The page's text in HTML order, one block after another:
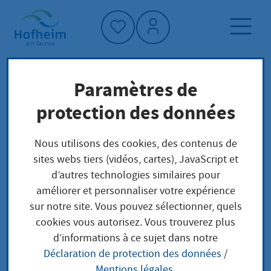
Accueil"
Page d'accueil
Trouver un service
Préoccupations locales
Hundeausbildung zu Schutzzwecken, Erlaubnis
(Schutzhundeausbildung)
Hundeausbildung zu
Schutzzwecken,
Paramètres de
protection des données
Nous utilisons des cookies, des contenus de
sites webs tiers (vidéos, cartes), JavaScript et
d’autres technologies similaires pour
améliorer et personnaliser votre expérience
sur notre site. Vous pouvez sélectionner, quels
cookies vous autorisez. Vous trouverez plus
d’informations à ce sujet dans notre
Déclaration de protection des données /